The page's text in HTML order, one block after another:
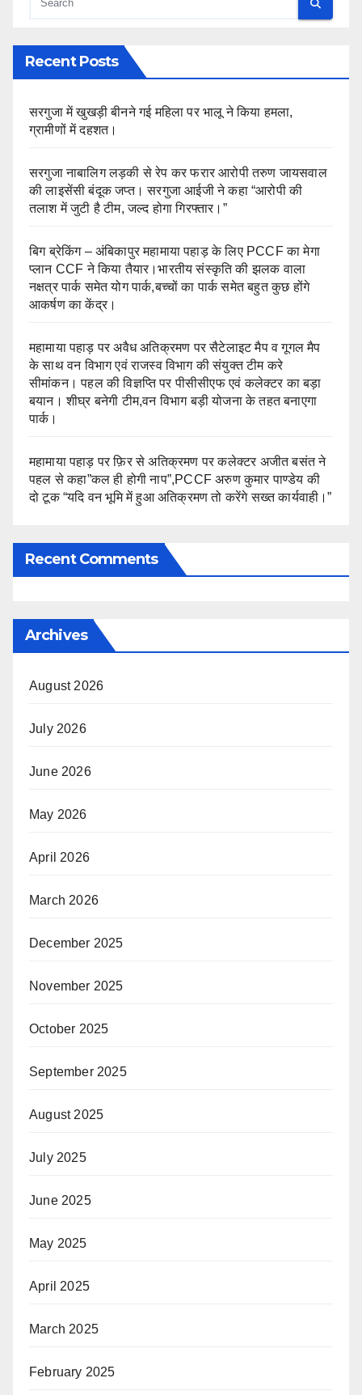
Recent Posts
सरगुजा में खुखड़ी बीनने गई महिला पर भालू ने किया हमला,
ग्रामीणों में दहशत।
सरगुजा नाबालिग लड़की से रेप कर फरार आरोपी तरुण जायसवाल
की लाइसेंसी बंदूक जप्त। सरगुजा आईजी ने कहा “आरोपी की
तलाश में जुटी है टीम, जल्द होगा गिरफ्तार।”
बिग ब्रेकिंग – अंबिकापुर महामाया पहाड़ के लिए PCCF का मेगा
प्लान CCF ने किया तैयार।भारतीय संस्कृति की झलक वाला
नक्षत्र पार्क समेत योग पार्क,बच्चों का पार्क समेत बहुत कुछ होंगे
आकर्षण का केंद्र।
महामाया पहाड़ पर अवैध अतिक्रमण पर सैटेलाइट मैप व गूगल मैप
के साथ वन विभाग एवं राजस्व विभाग की संयुक्त टीम करे
सीमांकन। पहल की विज्ञप्ति पर पीसीसीएफ एवं कलेक्टर का बड़ा
बयान। शीघ्र बनेगी टीम,वन विभाग बड़ी योजना के तहत बनाएगा
पार्क।
महामाया पहाड़ पर फ़िर से अतिक्रमण पर कलेक्टर अजीत बसंत ने
पहल से कहा”कल ही होगी नाप”,PCCF अरुण कुमार पाण्डेय की
दो टूक “यदि वन भूमि में हुआ अतिक्रमण तो करेंगे सख्त कार्यवाही।”
Recent Comments
Archives
August 2026
July 2026
June 2026
May 2026
April 2026
March 2026
December 2025
November 2025
October 2025
September 2025
August 2025
July 2025
June 2025
May 2025
April 2025
March 2025
February 2025